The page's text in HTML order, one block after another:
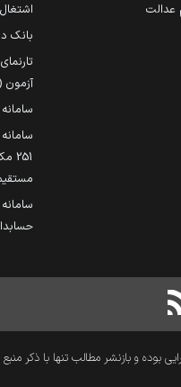
عدالت
بانک
آزمون
بوده و بازنشر مطالب تنها با ذکر منبع